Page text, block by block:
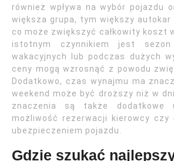
również wpływa na wybór pojazdu
większa grupa, tym większy autokar
co może zwiększyć całkowity koszt
istotnym czynnikiem jest
wakacyjnych lub podczas dużych
ceny mogą wzrosnąć z powodu
Dodatkowo, czas wynajmu ma
weekend może być droższy niż w
znaczenia są także dodatkowe
możliwość rezerwacji kierowcy czy
ubezpieczeniem pojazdu.
Gdzie szukać